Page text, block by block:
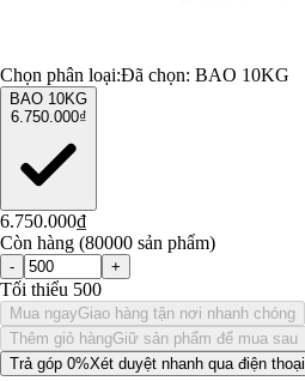
Chọn phân loại:Đã chọn: BAO 10KG
BAO 10KG
6.750.000₫
6.750.000₫
Còn hàng (80000 sản phẩm)
- +
Tối thiểu 500
Mua ngayGiao hàng tận nơi nhanh chóng
Thêm giỏ hàngGiữ sản phẩm để mua sau
Trả góp 0%Xét duyệt nhanh qua điện thoại